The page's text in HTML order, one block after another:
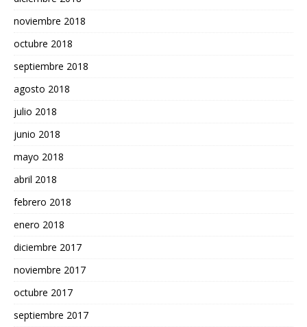
noviembre 2018
octubre 2018
septiembre 2018
agosto 2018
julio 2018
junio 2018
mayo 2018
abril 2018
febrero 2018
enero 2018
diciembre 2017
noviembre 2017
octubre 2017
septiembre 2017